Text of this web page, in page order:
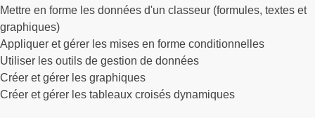
Mettre en forme les données d'un classeur (formules, textes et
graphiques)
Appliquer et gérer les mises en forme conditionnelles
Utiliser les outils de gestion de données
Créer et gérer les graphiques
Créer et gérer les tableaux croisés dynamiques